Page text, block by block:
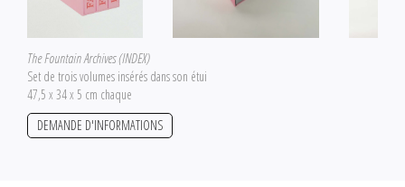
The Fountain Archives (INDEX)
Set de trois volumes insérés dans son étui
47,5 x 34 x 5 cm chaque
DEMANDE D'INFORMATIONS